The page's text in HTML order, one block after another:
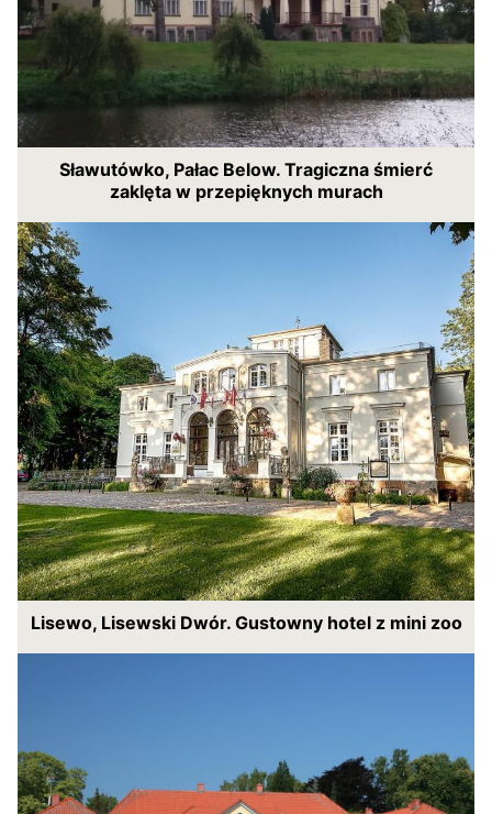
Sławutówko, Pałac Below. Tragiczna śmierć
zaklęta w przepięknych murach
Lisewo, Lisewski Dwór. Gustowny hotel z mini zoo